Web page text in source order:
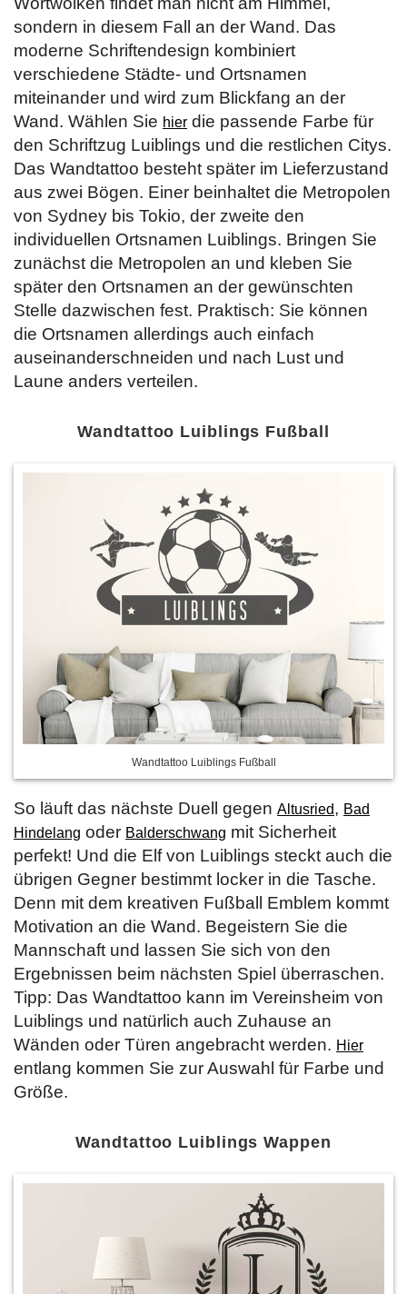
sondern in diesem Fall an der Wand. Das
moderne Schriftendesign kombiniert
verschiedene Städte- und Ortsnamen
miteinander und wird zum Blickfang an der
Wand. Wählen Sie hier die passende Farbe für
den Schriftzug Luiblings und die restlichen Citys.
Das Wandtattoo besteht später im Lieferzustand
aus zwei Bögen. Einer beinhaltet die Metropolen
von Sydney bis Tokio, der zweite den
individuellen Ortsnamen Luiblings. Bringen Sie
zunächst die Metropolen an und kleben Sie
später den Ortsnamen an der gewünschten
Stelle dazwischen fest. Praktisch: Sie können
die Ortsnamen allerdings auch einfach
auseinanderschneiden und nach Lust und
Laune anders verteilen.
Wandtattoo Luiblings Fußball
Wandtattoo Luiblings Fußball
So läuft das nächste Duell gegen Altusried, Bad
Hindelang oder Balderschwang mit Sicherheit
perfekt! Und die Elf von Luiblings steckt auch die
übrigen Gegner bestimmt locker in die Tasche.
Denn mit dem kreativen Fußball Emblem kommt
Motivation an die Wand. Begeistern Sie die
Mannschaft und lassen Sie sich von den
Ergebnissen beim nächsten Spiel überraschen.
Tipp: Das Wandtattoo kann im Vereinsheim von
Luiblings und natürlich auch Zuhause an
Wänden oder Türen angebracht werden. Hier
entlang kommen Sie zur Auswahl für Farbe und
Größe.
Wandtattoo Luiblings Wappen